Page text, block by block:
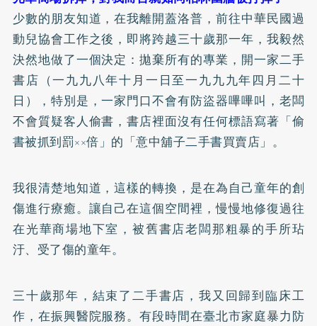
少數的朋友知道，在我離開蓋洛普，前往中華民國過
動兒協會工作之後，即將跨越三十歲那一年，我毅然
決然地做了一個決定：拋棄所有的專業，開一家二手
書店（一九九八年十月一日至一九九九年四月二十
日），特別是，一家門口不會有防盜器嗶嗶叫，老闆
不會質疑客人偷書，書店裡面沒有任何標語寫著「偷
書被抓到罰××倍」的「意中舖子二手書買賣店」。
我很清楚地知道，這樣的轉換，是在為自己童年的創
傷進行療癒。讓自己在這個空間裡，慢慢地修復過往
在光華商場地下室，被舊書店老闆那粗暴的手所玷
汙、受了傷的童年。
三十歲那年，結束了二手書店，我又回歸到臨床工
作，在振興醫院服務。有段時間在臺北市家庭暴力防